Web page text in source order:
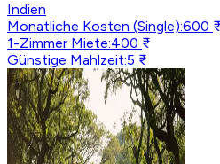
Indien
Monatliche Kosten (Single):600 ₹
1-Zimmer Miete:400 ₹
Günstige Mahlzeit:5 ₹